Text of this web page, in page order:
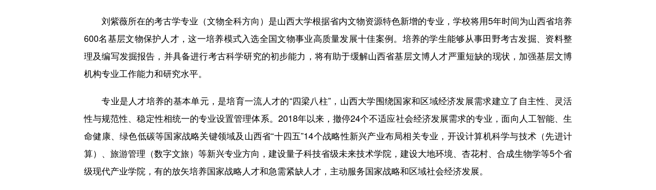
刘紫薇所在的考古学专业（文物全科方向）是山西大学根据省内文物资源特色新增的专业，学校将用5年时间为山西省培养
600名基层文物保护人才，这一培养模式入选全国文物事业高质量发展十佳案例。培养的学生能够从事田野考古发掘、资料整
理及编写发掘报告，并具备进行考古科学研究的初步能力，将有助于缓解山西省基层文博人才严重短缺的现状，加强基层文博
机构专业工作能力和研究水平。
专业是人才培养的基本单元，是培育一流人才的“四梁八柱”，山西大学围绕国家和区域经济发展需求建立了自主性、灵活
性与规范性、稳定性相统一的专业设置管理体系。2018年以来，撤停24个不适应社会经济发展需求的专业，面向人工智能、生
命健康、绿色低碳等国家战略关键领域及山西省“十四五”14个战略性新兴产业布局相关专业，开设计算机科学与技术（先进计
算）、旅游管理（数字文旅）等新兴专业方向，建设量子科技省级未来技术学院，建设大地环境、杏花村、合成生物学等5个省
级现代产业学院，有的放矢培养国家战略人才和急需紧缺人才，主动服务国家战略和区域社会经济发展。